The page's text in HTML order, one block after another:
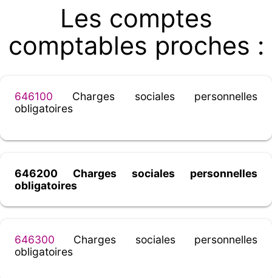
Les comptes
comptables proches :
646100 Charges sociales personnelles
obligatoires
646200 Charges sociales personnelles
obligatoires
646300 Charges sociales personnelles
obligatoires